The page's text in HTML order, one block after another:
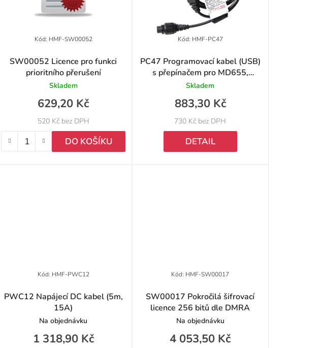
p
o
d
ů
SW00052 Licence pro funkci
prioritního přerušení
Skladem
520 Kč bez DPH
629,20 Kč
DO KOŠÍKU
Kód: HMF-SW00052
PC47 Programovací kabel (USB)
s přepínačem pro MD655,
MD785, MD785G, MD785i,
RD965, RD985, RD985S,
HR655, HR1065 + SW
Skladem
730 Kč bez DPH
883,30 Kč
DETAIL
Kód: HMF-PC47
PWC12 Napájecí DC kabel (5m,
15A)
Na objednávku
1 318,90 Kč
Kód: HMF-PWC12
SW00017 Pokročilá šifrovací
licence 256 bitů dle DMRA
Na objednávku
4 053,50 Kč
Kód: HMF-SW00017